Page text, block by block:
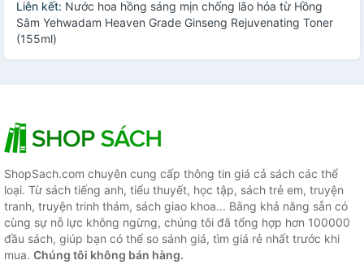
Liên kết: Nước hoa hồng sáng mịn chống lão hóa từ Hồng
Sâm Yehwadam Heaven Grade Ginseng Rejuvenating Toner
(155ml)
ShopSach.com chuyên cung cấp thông tin giá cả sách các thể
loại. Từ sách tiếng anh, tiểu thuyết, học tập, sách trẻ em, truyện
tranh, truyện trinh thám, sách giao khoa... Bằng khả năng sẵn có
cùng sự nỗ lực không ngừng, chúng tôi đã tổng hợp hơn 100000
đầu sách, giúp bạn có thể so sánh giá, tìm giá rẻ nhất trước khi
mua. Chúng tôi không bán hàng.